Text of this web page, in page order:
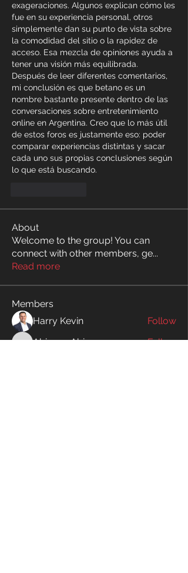
exageraciones. Algunos explican cómo les
fue en su experiencia personal, otros
simplemente dan su punto de vista sobre
la comodidad del sitio o la rapidez de
acceso. Esa mezcla de opiniones ayuda a
tener una visión más equilibrada.
Después de leer diferentes comentarios,
mi conclusión es que betano es un
nombre bastante presente dentro de las
conversaciones sobre entretenimiento
online en Argentina. Creo que lo más útil
de estos foros es justamente eso: poder
comparar experiencias distintas y sacar
cada uno sus propias conclusiones según
lo que está buscando.
About
Welcome to the group! You can
connect with other members, ge...
Read more
Members
Harry Kevin
Follow
Abinaya Abi Follow